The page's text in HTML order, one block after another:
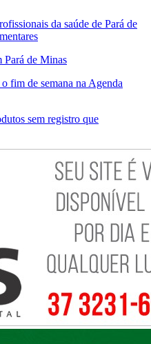
da saúde de Pará de
Pará de Minas
fim de semana na Agenda
sem registro que